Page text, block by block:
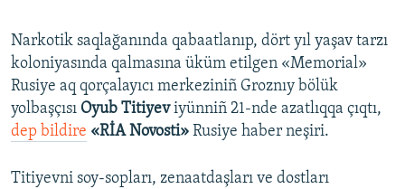
RFE/RS bütün saytları
Narkotik saqlağanında qabaatlanıp, dört yıl yaşav tarzı
koloniyasında qalmasına üküm etilgen «Memorial»
Rusiye aq qorçalayıcı merkeziniñ Groznıy bölük
yolbaşçısı Oyub Titiyeviyünniñ 21-nde azatlıqqa çıqtı,
dep bildire «RİA Novosti» Rusiye haber neşiri.
Titiyevni soy-sopları, zenaatdaşları ve dostları